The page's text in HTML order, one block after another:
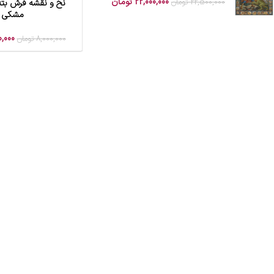
افزودن به سبد خرید
نخ و نقشه فرش
مشکی
8,000,000 تومان